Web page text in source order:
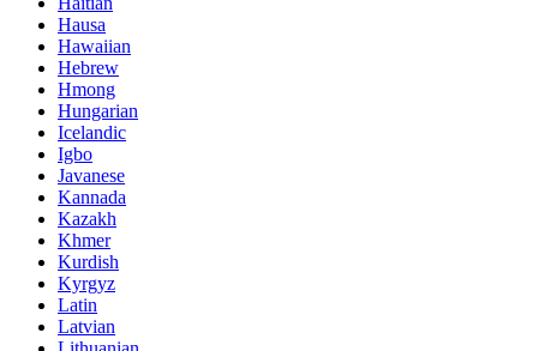
Hausa
Hawaiian
Hebrew
Hmong
Hungarian
Icelandic
Igbo
Javanese
Kannada
Kazakh
Khmer
Kurdish
Kyrgyz
Latin
Latvian